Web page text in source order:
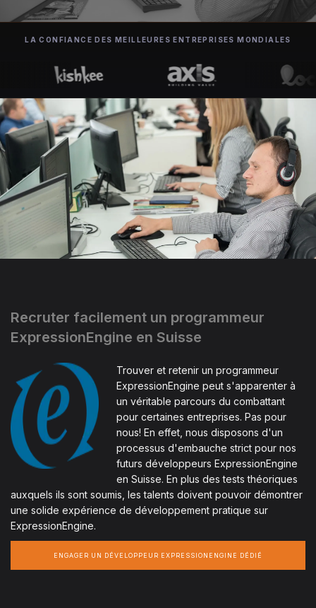
LA CONFIANCE DES MEILLEURES ENTREPRISES MONDIALES
Recruter facilement un programmeur
ExpressionEngine en Suisse
Trouver et retenir un programmeur
ExpressionEngine peut s'apparenter à
un véritable parcours du combattant
pour certaines entreprises. Pas pour
nous! En effet, nous disposons d'un
processus d'embauche strict pour nos
futurs développeurs ExpressionEngine
en Suisse. En plus des tests théoriques
auxquels ils sont soumis, les talents doivent pouvoir démontrer
une solide expérience de développement pratique sur
ExpressionEngine.
ENGAGER UN DÉVELOPPEUR EXPRESSIONENGINE DÉDIÉ